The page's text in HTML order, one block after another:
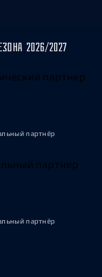
2026/2027
партнёр
партнёр